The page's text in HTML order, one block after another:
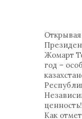
Открывая
Жомарт
год –
ценность!
Как